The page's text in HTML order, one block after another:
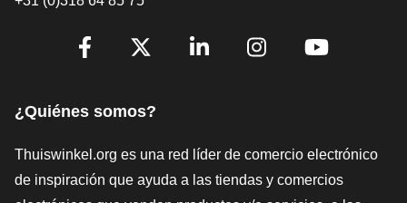
[_General:SocialMediaTitle]
¿Quiénes somos?
Thuiswinkel.org es una red líder de comercio electrónico
de inspiración que ayuda a las tiendas y comercios